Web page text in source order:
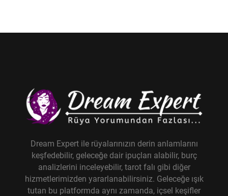
Dream Expert ile rüyalarınızın derin anlamlarını
keşfedebilir, geleceğe dair ipuçları alabilir, burç
analizlerini inceleyebilir, tarot falı gibi diğer
hizmetlerimizden yararlanabilirsiniz. Geleceğe ışık
tutan bu platformda aynı zamanda, içsel keşifler